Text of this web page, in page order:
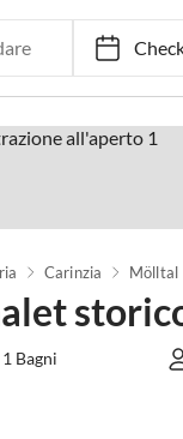
Carinzia Mölltal
1 Bagni